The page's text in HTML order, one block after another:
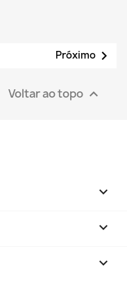
Próximo 
Voltar ao topo 


